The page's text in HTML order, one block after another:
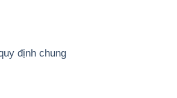
định chung